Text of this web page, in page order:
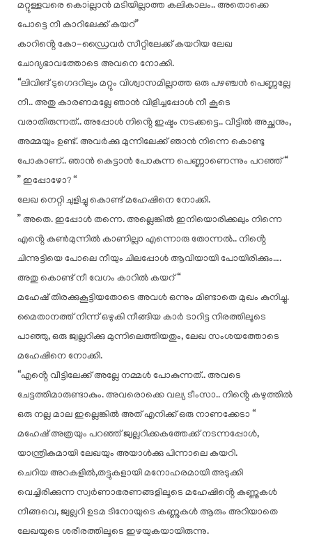
മറ്റുള്ളവരെ കൊiല്ലാൻ മടിയില്ലാത്ത കലികാലം.. അതൊക്കെ
പോട്ടെ നീ കാറിലേക്ക് കയറ്”
കാറിൻ്റെ കോ-ഡ്രൈവർ സീറ്റിലേക്ക് കയറിയ ലേഖ
ചോദ്യഭാവത്തോടെ അവനെ നോക്കി.
“ലിവിങ് ടുഗെദറിലും മറ്റും വിശ്വാസമില്ലാത്ത ഒരു പഴഞ്ചൻ പെണ്ണല്ലേ
നീ.. അതു കാരണമല്ലേ ഞാൻ വിളിച്ചപ്പോൾ നീ കൂടെ
വരാതിരുന്നത്.. അപ്പോൾ നിൻ്റെ ഇഷ്ടം നടക്കട്ടെ.. വീട്ടിൽ അച്ഛനും,
അമ്മയും ഉണ്ട്. അവർക്കു മുന്നിലേക്ക് ഞാൻ നിന്നെ കൊണ്ടു
പോകാണ്.. ഞാൻ കെട്ടാൻ പോകുന്ന പെണ്ണാണെന്നും പറഞ്ഞ് “
” ഇപ്പോഴോ? “
ലേഖ നെറ്റി ചുളിച്ചു കൊണ്ട് മഹേഷിനെ നോക്കി.
” അതെ. ഇപ്പോൾ തന്നെ. അല്ലെങ്കിൽ ഇനിയൊരിക്കലും നിന്നെ
എൻ്റെ കൺമുന്നിൽ കാണില്ലാ എന്നൊരു തോന്നൽ.. നിൻ്റെ
ചിന്നുട്ടിയെ പോലെ നീയും ചിലപ്പോൾ ആവിയായി പോയിരിക്കും….
അതു കൊണ്ട് നീ വേഗം കാറിൽ കയറ് “
മഹേഷ് തിരക്കുകൂട്ടിയതോടെ അവൾ ഒന്നും മിണ്ടാതെ മുഖം കുനിച്ചു.
മൈതാനത്ത് നിന്ന് ഒഴുകി നീങ്ങിയ കാർ ടാറിട്ട നിരത്തിലൂടെ
പാഞ്ഞു, ഒരു ജ്വല്ലറിക്കു മുന്നിലെത്തിയതും, ലേഖ സംശയത്തോടെ
മഹേഷിനെ നോക്കി.
“എൻ്റെ വീട്ടിലേക്ക് അല്ലേ നമ്മൾ പോകുന്നത്.. അവടെ
ചേട്ടത്തിമാരുണ്ടാകും. അവരൊക്കെ വല്യ ടീംസാ.. നിൻ്റെ കഴുത്തിൽ
ഒരു നല്ല മാല ഇല്ലെങ്കിൽ അത് എനിക്ക് ഒരു നാണക്കേടാ “
മഹേഷ് അത്രയും പറഞ്ഞ് ജ്വല്ലറിക്കകത്തേക്ക് നടന്നപ്പോൾ,
യാന്ത്രികമായി ലേഖയും അയാൾക്കു പിന്നാലെ കയറി.
ചെറിയ അറകളിൽ,തട്ടുകളായി മനോഹരമായി അടുക്കി
വെച്ചിരിക്കുന്ന സ്വർണാഭരണങ്ങളിലൂടെ മഹേഷിൻ്റെ കണ്ണുകൾ
നീങ്ങവെ, ജ്വല്ലറി ഉടമ ടിനോയുടെ കണ്ണുകൾ ആരും അറിയാതെ
ലേഖയുടെ ശരീരത്തിലൂടെ ഇഴയുകയായിരുന്നു.